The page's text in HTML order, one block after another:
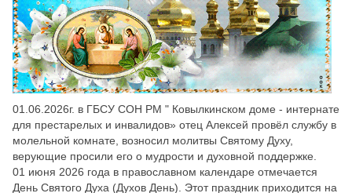
01.06.2026г. в ГБСУ СОН РМ " Ковылкинском доме - интернате
для престарелых и инвалидов» отец Алексей провёл службу в
молельной комнате, возносил молитвы Святому Духу,
верующие просили его о мудрости и духовной поддержке.
01 июня 2026 года в православном календаре отмечается
День Святого Духа (Духов День). Этот праздник приходится на